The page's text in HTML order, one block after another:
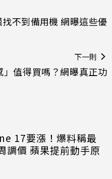
不到備用機 網曝這些優
下一則
值得買嗎？網曝真正功
17要漲！爆料稱最
調價 蘋果提前動手原